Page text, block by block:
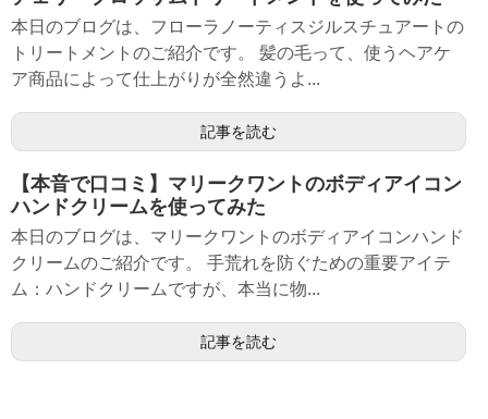
本日のブログは、フローラノーティスジルスチュアートの
トリートメントのご紹介です。 髪の毛って、使うヘアケ
ア商品によって仕上がりが全然違うよ...
記事を読む
【本音で口コミ】マリークワントのボディアイコン
ハンドクリームを使ってみた
本日のブログは、マリークワントのボディアイコンハンド
クリームのご紹介です。 手荒れを防ぐための重要アイテ
ム：ハンドクリームですが、本当に物...
記事を読む